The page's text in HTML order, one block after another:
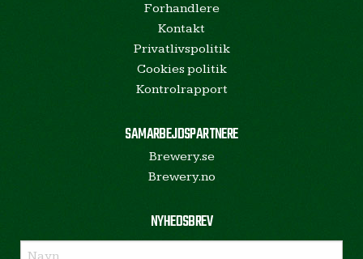
Forhandlere
Kontakt
Privatlivspolitik
Cookies politik
Kontrolrapport
SAMARBEJDSPARTNERE
Brewery.se
Brewery.no
NYHEDSBREV